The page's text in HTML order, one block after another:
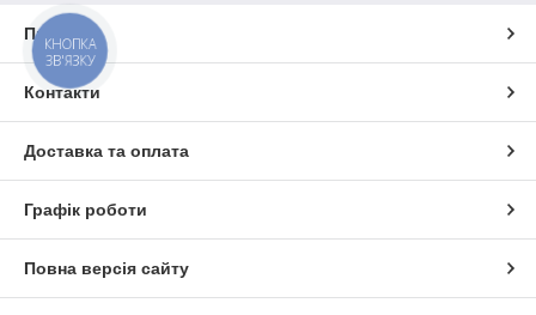
Про нас
Контакти
Доставка та оплата
Графік роботи
Повна версія сайту
КНОПКА
ЗВ'ЯЗКУ